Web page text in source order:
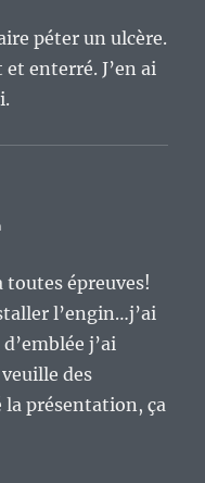
péter un ulcère.
enterré. J’en ai
toutes épreuves!
l’engin…j’ai
j’ai
des
la présentation, ça